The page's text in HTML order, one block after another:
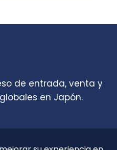
de entrada, venta y
en Japón.